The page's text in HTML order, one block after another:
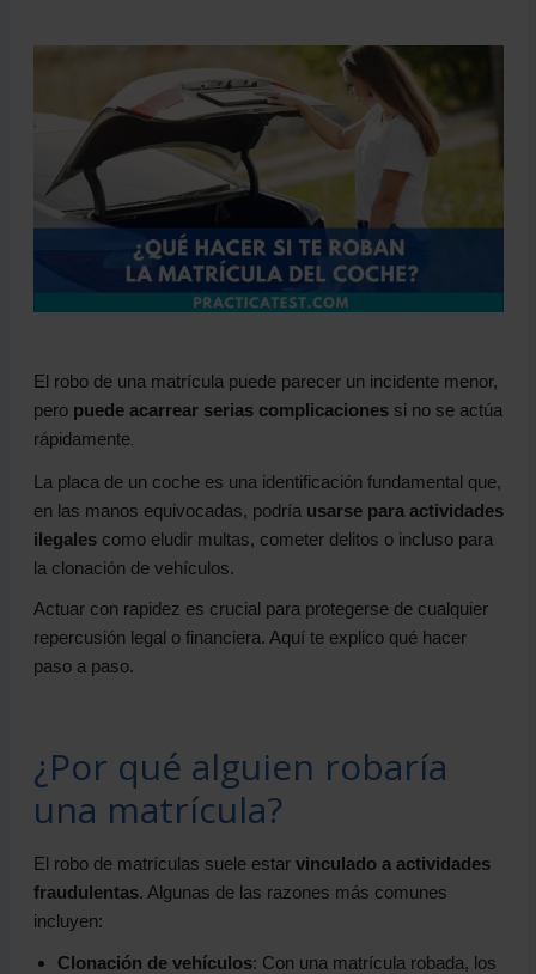
El robo de una matrícula puede parecer un incidente menor,
pero puede acarrear serias complicacionessi no se actúa
rápidamente.
La placa de un coche es una identificación fundamental que,
en las manos equivocadas, podría usarse para actividades
ilegalescomo eludir multas, cometer delitos o incluso para
la clonación de vehículos.
Actuar con rapidez es crucial para protegerse de cualquier
repercusión legal o financiera. Aquí te explico qué hacer
paso a paso.
¿Por qué alguien robaría
una matrícula?
El robo de matrículas suele estar vinculado a actividades
fraudulentas. Algunas de las razones más comunes
incluyen:
Clonación de vehículos: Con una matrícula robada, los